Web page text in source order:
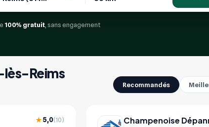
100% gratuit , sans engagement
lès-Reims
Recommandés
★5,0(10) Champenoise